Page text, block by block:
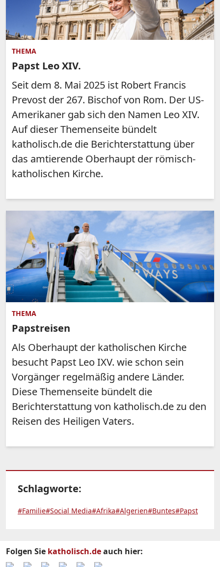
THEMA
Papst Leo XIV.
Seit dem 8. Mai 2025 ist Robert Francis
Prevost der 267. Bischof von Rom. Der US-
Amerikaner gab sich den Namen Leo XIV.
Auf dieser Themenseite bündelt
katholisch.de die Berichterstattung über
das amtierende Oberhaupt der römisch-
katholischen Kirche.
THEMA
Papstreisen
Als Oberhaupt der katholischen Kirche
besucht Papst Leo IXV. wie schon sein
Vorgänger regelmäßig andere Länder.
Diese Themenseite bündelt die
Berichterstattung von katholisch.de zu den
Reisen des Heiligen Vaters.
Schlagworte:
#Familie#Social Media#Afrika#Algerien#Buntes#Papst
Folgen Sie katholisch.deauch hier: